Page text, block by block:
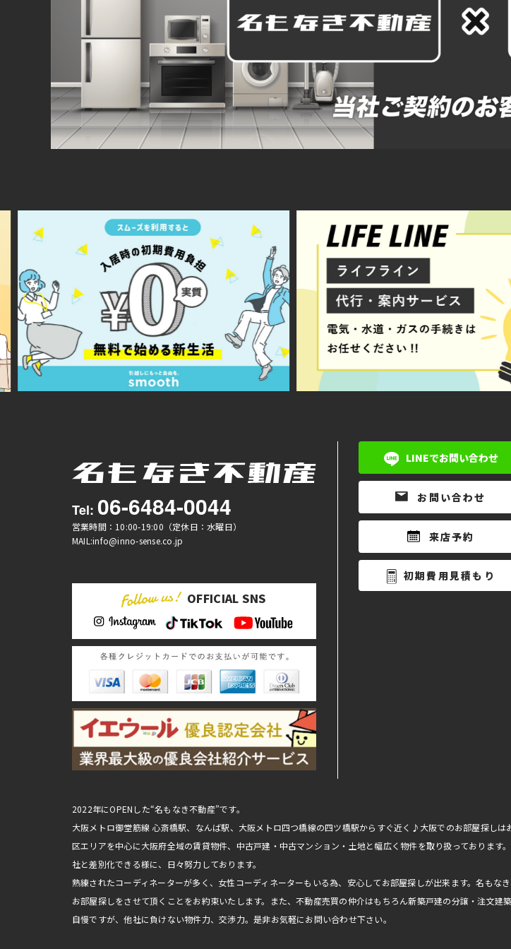
Tel: 06-6484-0044
営業時間：10:00-19:00（定休日：水曜日）
MAIL:info@inno-sense.co.jp
OFFICIAL SNS
LINEでお問い合わせ
お問い合わせ
来店予約
初期費用見積もり
2022年にOPENした“名もなき不動産”です。
大阪メトロ御堂筋線 心斎橋駅、なんば駅、大阪メトロ四つ橋線の四ツ橋駅からすぐ近く♪大阪でのお部屋探し
区エリアを中心に大阪府全域の賃貸物件、中古戸建・中古マンション・土地と幅広く物件を取り扱っておりま
社と差別化できる様に、日々努力しております。
熟練されたコーディネーターが多く、女性コーディネーターもいる為、安心してお部屋探しが出来ます。名も
お部屋探しをさせて頂くことをお約束いたします。また、不動産売買の仲介はもちろん新築戸建の分譲・注文
自慢ですが、他社に負けない物件力、交渉力。是非お気軽にお問い合わせ下さい。